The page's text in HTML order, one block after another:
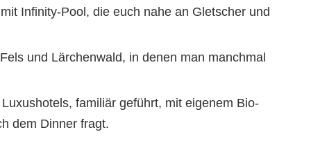
Infinity-Pool, die euch nahe an Gletscher und
und Lärchenwald, in denen man manchmal
familiär geführt, mit eigenem Bio-
dem Dinner fragt.